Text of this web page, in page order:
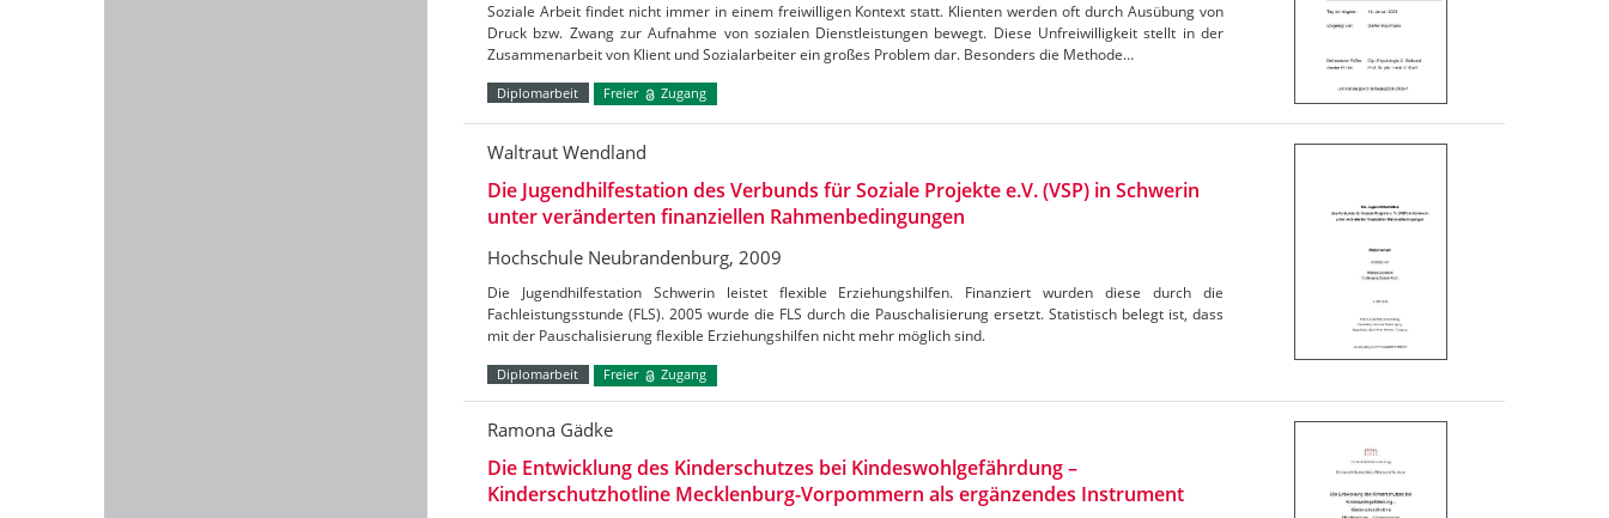
Soziale Arbeit findet nicht immer in einem freiwilligen Kontext statt. Klienten werden oft durch Ausübung von
Druck bzw. Zwang zur Aufnahme von sozialen Dienstleistungen bewegt. Diese Unfreiwilligkeit stellt in der
Zusammenarbeit von Klient und Sozialarbeiter ein großes Problem dar. Besonders die Methode…
Diplomarbeit Freier Zugang
Waltraut Wendland
Die Jugendhilfestation des Verbunds für Soziale Projekte e.V. (VSP) in Schwerin
unter veränderten finanziellen Rahmenbedingungen
Hochschule Neubrandenburg, 2009
Die Jugendhilfestation Schwerin leistet flexible Erziehungshilfen. Finanziert wurden diese durch die
Fachleistungsstunde (FLS). 2005 wurde die FLS durch die Pauschalisierung ersetzt. Statistisch belegt ist, dass
mit der Pauschalisierung flexible Erziehungshilfen nicht mehr möglich sind.
Diplomarbeit Freier Zugang
Ramona Gädke
Die Entwicklung des Kinderschutzes bei Kindeswohlgefährdung –
Kinderschutzhotline Mecklenburg-Vorpommern als ergänzendes Instrument